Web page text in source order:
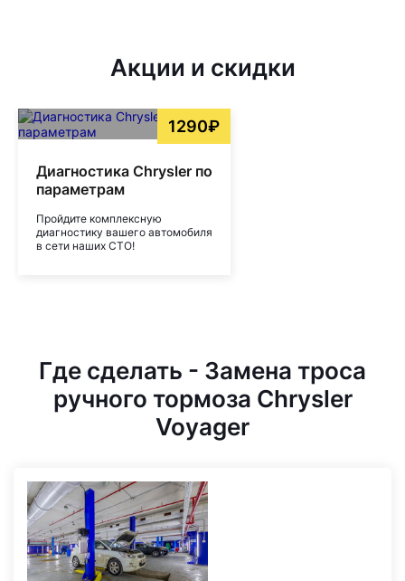
Акции и скидки
1290₽
Диагностика Chrysler по
параметрам
Пройдите комплексную
диагностику вашего автомобиля
в сети наших СТО!
Где сделать - Замена троса
ручного тормоза Chrysler
Voyager